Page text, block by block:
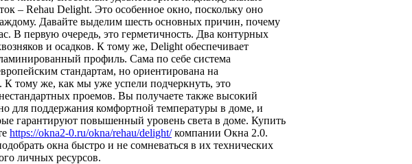
– Rehau Delight. Это особенное окно, поскольку оно
Давайте выделим шесть основных причин, почему
В первую очередь, это герметичность. Два контурных
и осадков. К тому же, Delight обеспечивает
профиль. Сама по себе система
стандартам, но ориентирована на
тому же, как мы уже успели подчеркнуть, это
проемов. Вы получаете также высокий
для поддержания комфортной температуры в доме, и
гарантируют повышенный уровень света в доме. Купить
https://okna2-0.ru/okna/rehau/delight/компании Окна 2.0.
окна быстро и не сомневаться в их технических
личных ресурсов.